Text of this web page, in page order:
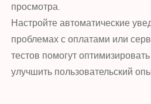
просмотра.
Настройте автоматические
проблемах с оплатами или
тестов помогут
улучшить пользовательский